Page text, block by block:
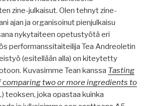
zine-julkaisut. Olen tehnyt zine-
ajan ja organisoinut pienjulkaisu
nykytaiteen opetustyötä eri
performanssitaiteilija Tea Andreoletin
(esitellään alla) on kiteytetty
Kuvasimme Tean kanssa Tasting
comparing two or more ingredients to
teoksen, joka opastaa kuinka